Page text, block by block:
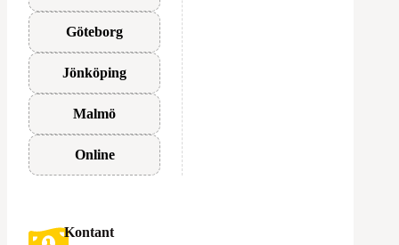
Göteborg
Jönköping
Malmö
Online
Kontant